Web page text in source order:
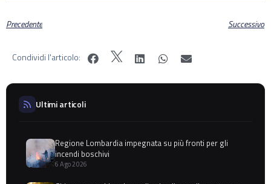
Precedente Successivo
Condividi l'articolo:
Ultimi articoli
Regione Lombardia impegnata su più fronti per gli
incendi boschivi
6 Ago 2026